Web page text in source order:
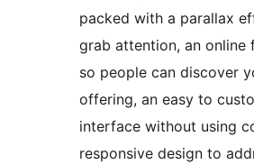
packed with a parallax
grab attention, an online
so people can discover
offering, an easy to
interface without using
responsive design to